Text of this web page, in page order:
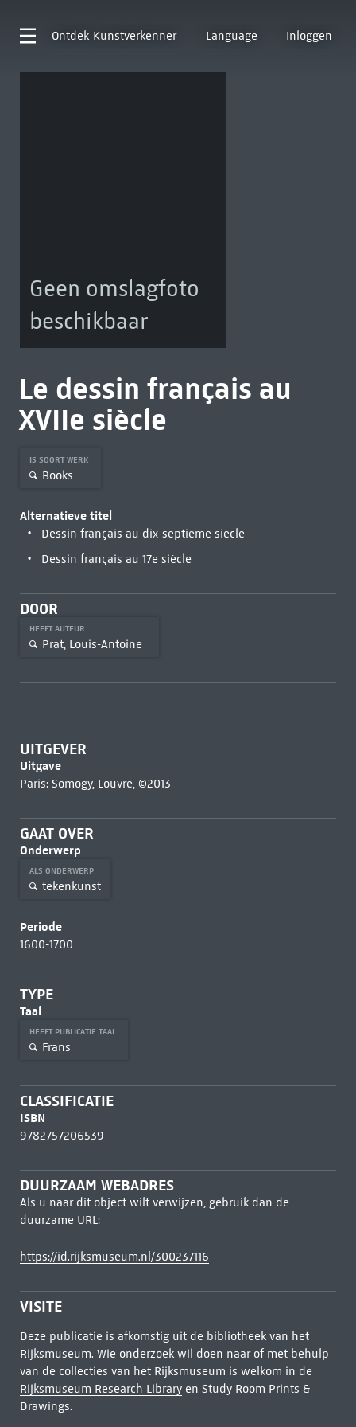
Ontdek Kunstverkenner Language Inloggen
Geen omslagfoto
beschikbaar
Le dessin français au
XVIIe siècle
IS SOORT WERK
Books
Alternatieve titel
Dessin français au dix-septième siècle
Dessin français au 17e siècle
DOOR
HEEFT AUTEUR
Prat, Louis-Antoine
UITGEVER
Uitgave
Paris: Somogy, Louvre, ©2013
GAAT OVER
Onderwerp
ALS ONDERWERP
tekenkunst
Periode
1600-1700
TYPE
Taal
HEEFT PUBLICATIE TAAL
Frans
CLASSIFICATIE
ISBN
9782757206539
DUURZAAM WEBADRES
Als u naar dit object wilt verwijzen, gebruik dan de
duurzame URL:
https://id.rijksmuseum.nl/300237116
VISITE
Deze publicatie is afkomstig uit de bibliotheek van het
Rijksmuseum. Wie onderzoek wil doen naar of met behulp
van de collecties van het Rijksmuseum is welkom in de
Rijksmuseum Research Libraryen Study Room Prints &
Drawings.